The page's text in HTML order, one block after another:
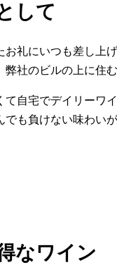
して
礼にいつも差し上
弊社のビルの上に
自宅でデイリーワ
も負けない味わいが
なワイン